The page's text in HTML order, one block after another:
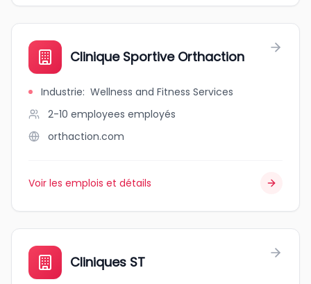
Clinique Sportive Orthaction
Industrie: Wellness and Fitness Services
2-10 employees employés
orthaction.com
Voir les emplois et détails
Cliniques ST